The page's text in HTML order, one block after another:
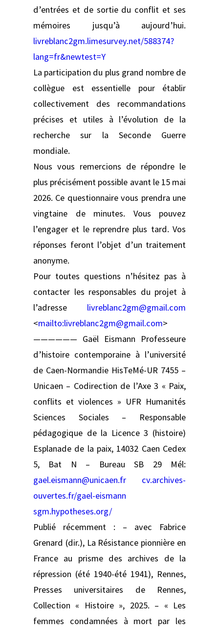
d’entrées et de sortie du conflit et ses
mémoires jusqu’à aujourd’hui.
livreblanc2gm.limesurvey.net/588374?
lang=fr&newtest=Y
La participation du plus grand nombre de
collègue est essentielle pour établir
collectivement des recommandations
précises et utiles à l’évolution de la
recherche sur la Seconde Guerre
mondiale.
Nous vous remercions de répondre le
plus précisément possible avant le 15 mai
2026. Ce questionnaire vous prendra une
vingtaine de minutes. Vous pouvez
l’engager et le reprendre plus tard. Vos
réponses feront l’objet d’un traitement
anonyme.
Pour toutes questions n’hésitez pas à
contacter les responsables du projet à
l’adresse livreblanc2gm@gmail.com
<mailto:livreblanc2gm@gmail.com>
—————— Gaël Eismann Professeure
d’histoire contemporaine à l’université
de Caen-Normandie HisTeMé-UR 7455 –
Unicaen – Codirection de l’Axe 3 « Paix,
conflits et violences » UFR Humanités
Sciences Sociales – Responsable
pédagogique de la Licence 3 (histoire)
Esplanade de la paix, 14032 Caen Cedex
5, Bat N – Bureau SB 29 Mél:
gael.eismann@unicaen.fr
cv.archives-
ouvertes.fr/gael-eismann
sgm.hypotheses.org/
Publié récemment : – avec Fabrice
Grenard (dir.), La Résistance pionnière en
France au prisme des archives de la
répression (été 1940-été 1941), Rennes,
Presses universitaires de Rennes,
Collection « Histoire », 2025. – « Les
femmes condamnées à mort par les